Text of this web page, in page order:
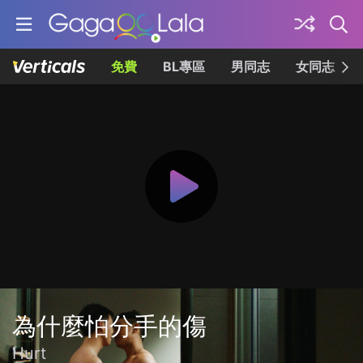
免費 BL專區 男同志 女同志
為什麼怕分手的傷
Hurt